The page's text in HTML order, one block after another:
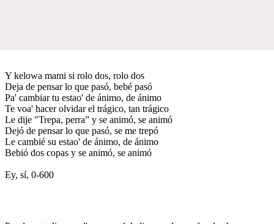
Y kelowa mami si rolo dos, rolo dos
Deja de pensar lo que pasó, bebé pasó
Pa' cambiar tu estao' de ánimo, de ánimo
Te voa' hacer olvidar el trágico, tan trágico
Le dije "Trepa, perra” y se animó, se animó
Dejó de pensar lo que pasó, se me trepó
Le cambié su estao' de ánimo, de ánimo
Bebió dos copas y se animó, se animó
Ey, sí, 0-600